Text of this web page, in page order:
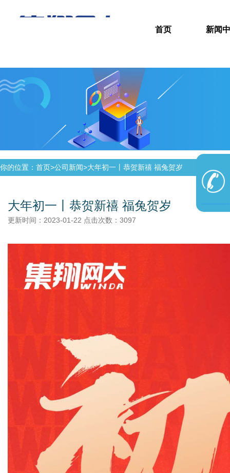
首页 新闻
你的位置：首页>公司新闻>大年初一丨恭贺新禧 福兔贺岁
大年初一丨恭贺新禧 福兔贺岁
更新时间：2023-01-22 点击次数：3097